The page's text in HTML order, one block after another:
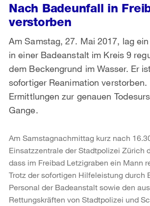
Nach Badeunfall in
verstorben
Am Samstag, 27. Mai 2017, lag
in einer Badeanstalt im Kreis 9
dem Beckengrund im Wasser. Er
sofortiger Reanimation verstorben.
Ermittlungen zur genauen
Gange.
Am Samstagnachmittag kurz nach
Einsatzzentrale der Stadtpolizei Zürich
dass im Freibad Letzigraben ein Mann
Trotz der sofortigen Hilfeleistung durch
Personal der Badeanstalt sowie den
Rettungskräften von Stadtpolizei und